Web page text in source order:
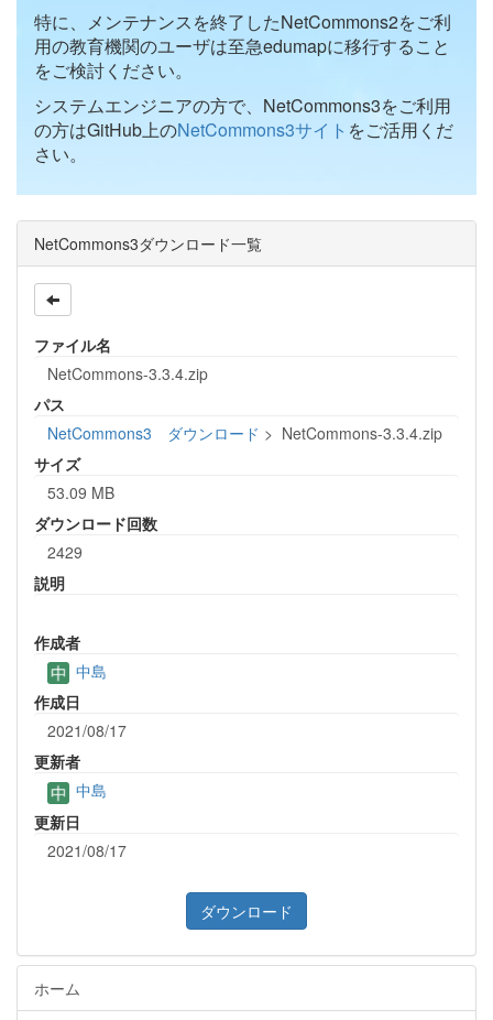
特に、メンテナンスを終了したNetCommons2をご利
用の教育機関のユーザは至急edumapに移行すること
をご検討ください。
システムエンジニアの方で、NetCommons3をご利用
の方はGitHub上のNetCommons3サイト をご活用くだ
さい。
NetCommons3ダウンロード一覧
ファイル名
NetCommons-3.3.4.zip
パス
NetCommons3 ダウンロード > NetCommons-3.3.4.zip
サイズ
53.09 MB
ダウンロード回数
2429
説明
作成者
中島
作成日
2021/08/17
更新者
中島
更新日
2021/08/17
ダウンロード
ホーム